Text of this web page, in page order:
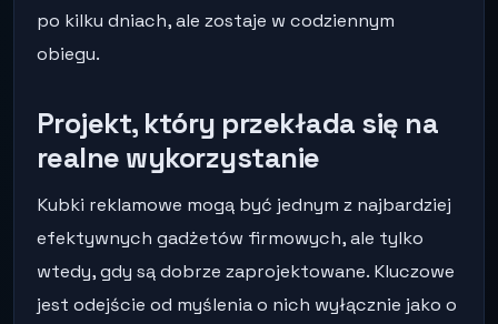
po kilku dniach, ale zostaje w codziennym
obiegu.
Projekt, który przekłada się na
realne wykorzystanie
Kubki reklamowe mogą być jednym z najbardziej
efektywnych gadżetów firmowych, ale tylko
wtedy, gdy są dobrze zaprojektowane. Kluczowe
jest odejście od myślenia o nich wyłącznie jako o